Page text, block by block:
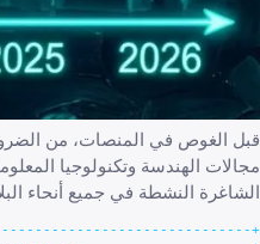
مجالات الهندسة وتكنولوجيا
الشاغرة النشطة في جميع أنحاء